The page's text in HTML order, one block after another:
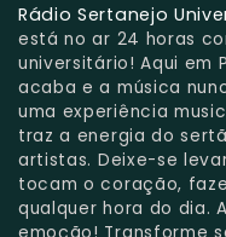
Rádio Sertanejo
está no ar 24 horas
universitário! Aqui em
acaba e a música
uma experiência
traz a energia do
artistas. Deixe-se
tocam o coração,
qualquer hora do dia.
emoção! Transforme